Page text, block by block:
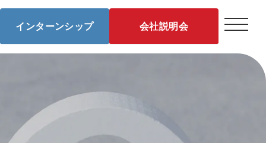
インターンシップ 会社説明会